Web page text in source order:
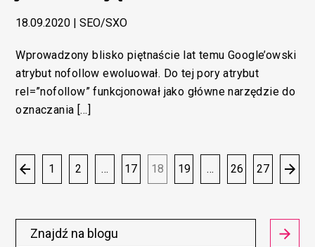
18.09.2020 |SEO/SXO
Wprowadzony blisko piętnaście lat temu Google’owski
atrybut nofollow ewoluował. Do tej pory atrybut
rel=”nofollow” funkcjonował jako główne narzędzie do
oznaczania […]
1 2 … 17 18 19 … 26 27